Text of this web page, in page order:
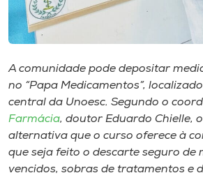
A comunidade pode depositar
no “Papa Medicamentos”,
central da Unoesc. Segundo o
Farmácia, doutor Eduardo Chielle,
alternativa que o curso oferece à
que seja feito o descarte seguro de
vencidos, sobras de tratamentos e